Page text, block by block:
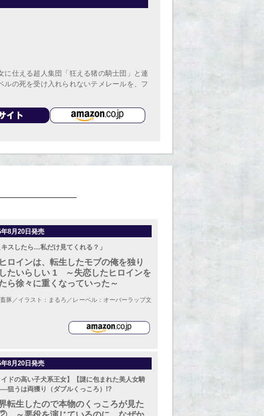
仕える超人集団「狂える猪の騎士団」と連
の死を受け入れられないテメレールを、フ
8月20日発売
キスしたら…私だけ見てくれる？」
ロインは、転生したモブの俺を独り
たいらしい 1 ～失恋したヒロインを
ら徐々に重くなっていった～
豚／イラスト：まるろ／レーベル：オーバーラップ文
8月20日発売
イドの高い子犬系王女】【謎に包まれた美人女騎
狙うは両獲り（ダブルくっころ）!?
転生したので本物のくっころが見た